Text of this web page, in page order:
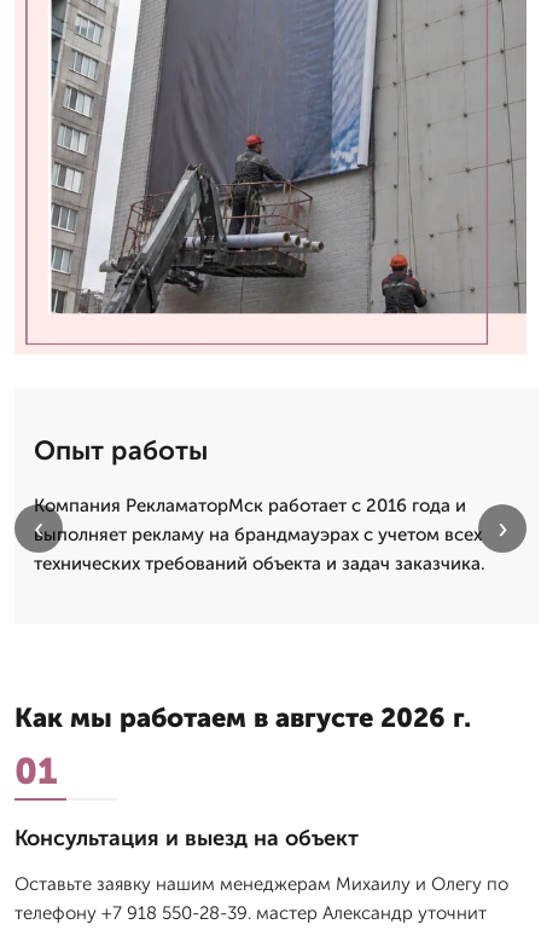
Опыт работы
Компания РекламаторМск работает с 2016 года и
выполняет рекламу на брандмауэрах с учетом всех
технических требований объекта и задач заказчика.
‹ ›
Как мы работаем в августе 2026 г.
01
Консультация и выезд на объект
Оставьте заявку нашим менеджерам Михаилу и Олегу по
телефону +7 918 550-28-39. мастер Александр уточнит